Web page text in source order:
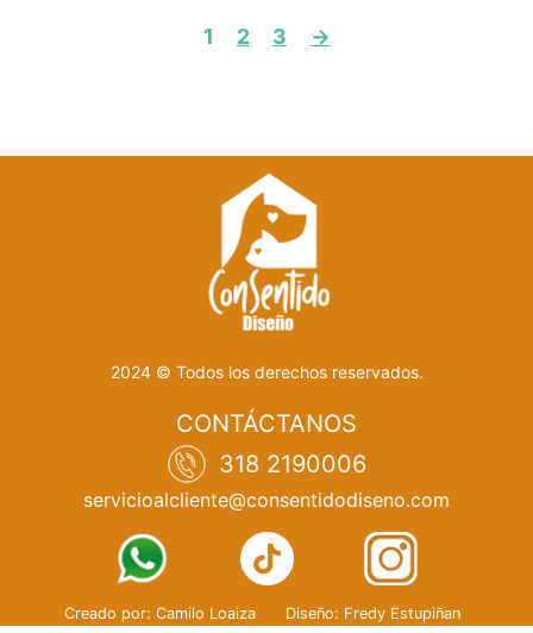
1 2 3 →
2024 © Todos los derechos reservados.
CONTÁCTANOS
318 2190006
servicioalcliente@consentidodiseno.com
Creado por: Camilo Loaiza Diseño: Fredy Estupiñan